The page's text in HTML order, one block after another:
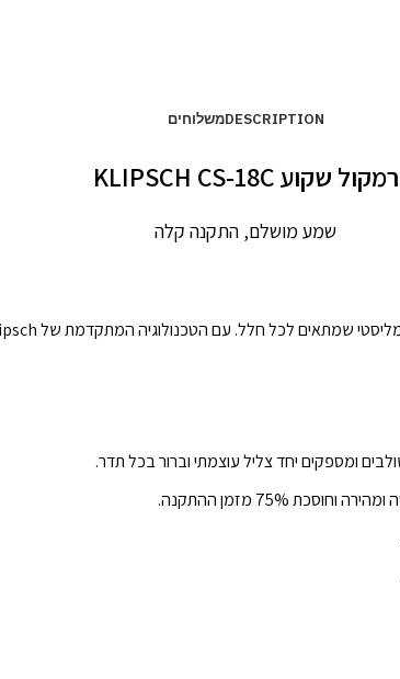
DESCRIPTIONמשלוחים
רמקול שקוע KLIPSCH CS-18C
שמע מושלם, התקנה קלה